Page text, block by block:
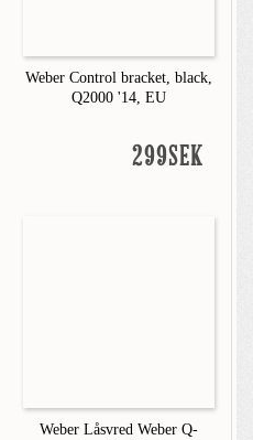
Weber Control bracket, black,
Q2000 '14, EU
299SEK
Weber Låsvred Weber Q-